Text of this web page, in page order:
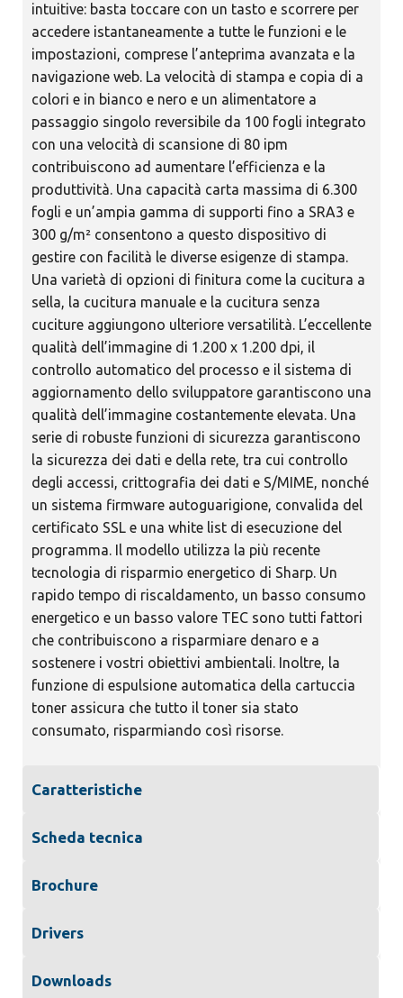
intuitive: basta toccare con un tasto e scorrere per
accedere istantaneamente a tutte le funzioni e le
impostazioni, comprese l’anteprima avanzata e la
navigazione web. La velocità di stampa e copia di a
colori e in bianco e nero e un alimentatore a
passaggio singolo reversibile da 100 fogli integrato
con una velocità di scansione di 80 ipm
contribuiscono ad aumentare l’efficienza e la
produttività. Una capacità carta massima di 6.300
fogli e un’ampia gamma di supporti fino a SRA3 e
300 g/m² consentono a questo dispositivo di
gestire con facilità le diverse esigenze di stampa.
Una varietà di opzioni di finitura come la cucitura a
sella, la cucitura manuale e la cucitura senza
cuciture aggiungono ulteriore versatilità. L’eccellente
qualità dell’immagine di 1.200 x 1.200 dpi, il
controllo automatico del processo e il sistema di
aggiornamento dello sviluppatore garantiscono una
qualità dell’immagine costantemente elevata. Una
serie di robuste funzioni di sicurezza garantiscono
la sicurezza dei dati e della rete, tra cui controllo
degli accessi, crittografia dei dati e S/MIME, nonché
un sistema firmware autoguarigione, convalida del
certificato SSL e una white list di esecuzione del
programma. Il modello utilizza la più recente
tecnologia di risparmio energetico di Sharp. Un
rapido tempo di riscaldamento, un basso consumo
energetico e un basso valore TEC sono tutti fattori
che contribuiscono a risparmiare denaro e a
sostenere i vostri obiettivi ambientali. Inoltre, la
funzione di espulsione automatica della cartuccia
toner assicura che tutto il toner sia stato
consumato, risparmiando così risorse.
Caratteristiche
Scheda tecnica
Brochure
Drivers
Downloads